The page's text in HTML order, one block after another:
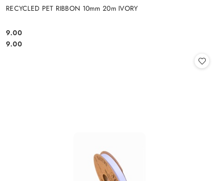
RECYCLED PET RIBBON 10mm 20m IVORY
Cena:
9.00
Cena:
9.00